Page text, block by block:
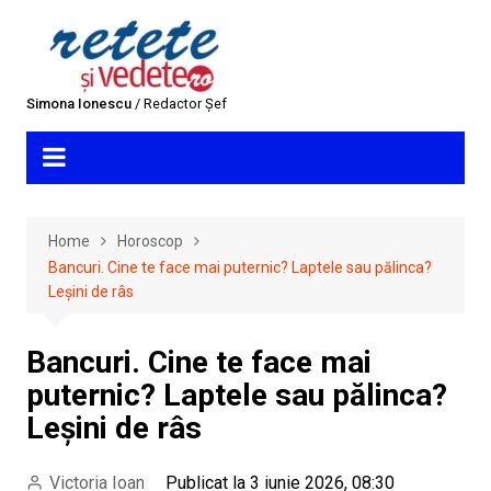
Simona Ionescu/ Redactor Șef
Home
Horoscop
Bancuri. Cine te face mai puternic? Laptele sau pălinca?
Leșini de râs
Bancuri. Cine te face mai
puternic? Laptele sau pălinca?
Leșini de râs
Victoria Ioan Publicat la 3 iunie 2026, 08:30